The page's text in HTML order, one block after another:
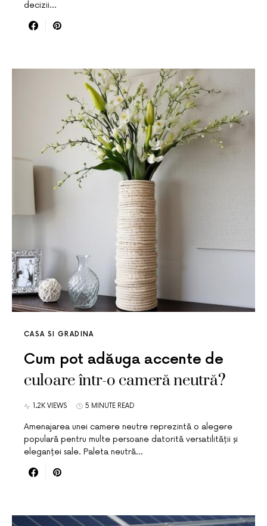
decizii…
CASA SI GRADINA
Cum pot adăuga accente de
culoare într-o cameră neutră?
1.2K VIEWS 5 MINUTE READ
Amenajarea unei camere neutre reprezintă o alegere
populară pentru multe persoane datorită versatilității și
eleganței sale. Paleta neutră…